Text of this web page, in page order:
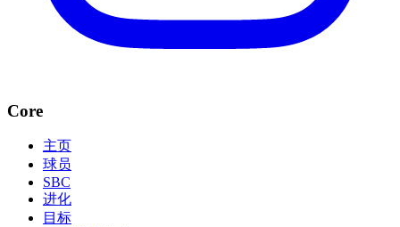
Core
主页
球员
SBC
进化
目标